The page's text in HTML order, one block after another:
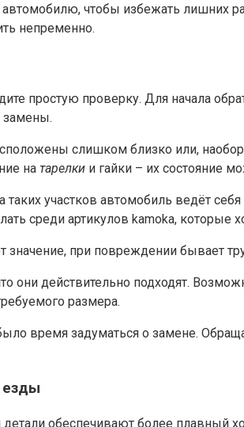
чтобы избежать лишних
непременно.
простую проверку. Для начала
замены.
слишком близко или,
на тарелки и гайки – их состояние
участков автомобиль ведёт
среди артикулов kamoka, которые
значение, при повреждении бывает
они действительно подходят.
размера.
время задуматься о замене.
езды
обеспечивают более плавный